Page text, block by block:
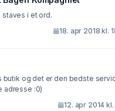
i et ord.
18. apr 2018 kl.
butik og det er den bedste
adresse :0)
12. apr 2014 kl.